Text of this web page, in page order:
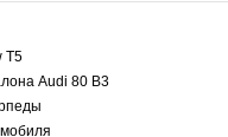
T5
Audi 80 B3